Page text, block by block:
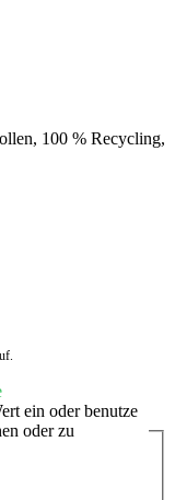
ein oder benutze
oder zu